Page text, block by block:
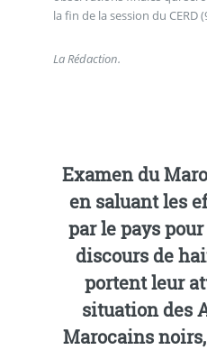
la fin de la session du CERD
La Rédaction.
Examen du
en saluant les
par le pays
discours de
portent leur
situation des
Marocains